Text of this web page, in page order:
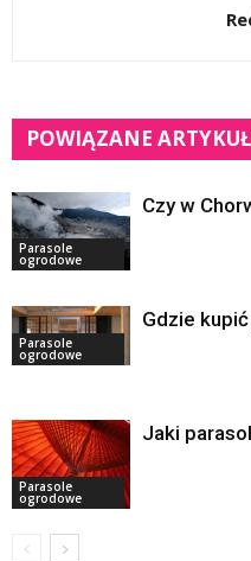
POWIĄZANE
Parasole
ogrodowe
Czy w
Parasole
ogrodowe
Gdzie
Parasole
ogrodowe
Jaki